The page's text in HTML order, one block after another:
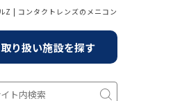
Z | コンタクトレンズのメニコン
取り扱い施設を探す